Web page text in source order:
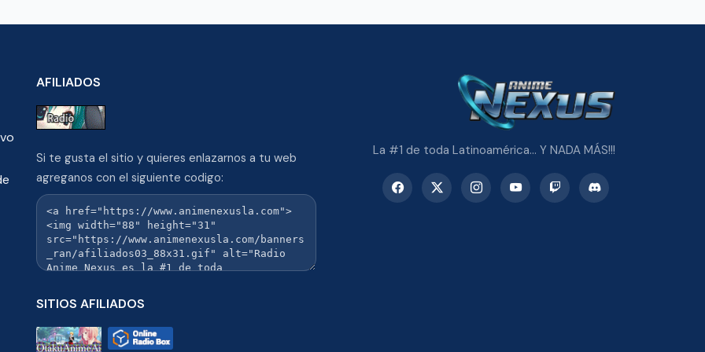
AFILIADOS
Si te gusta el sitio y quieres enlazarnos a tu web
agreganos con el siguiente codigo:
SITIOS AFILIADOS
La #1 de toda Latinoamérica... Y NADA MÁS!!!